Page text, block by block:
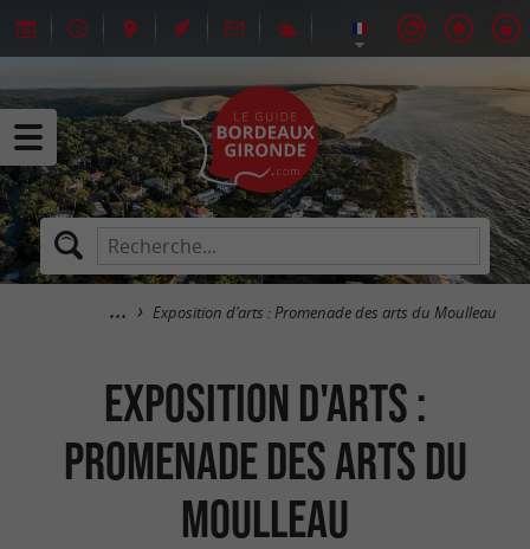
Exposition d'arts : Promenade des arts du Moulleau
Exposition d'arts :
Promenade des arts du
Moulleau